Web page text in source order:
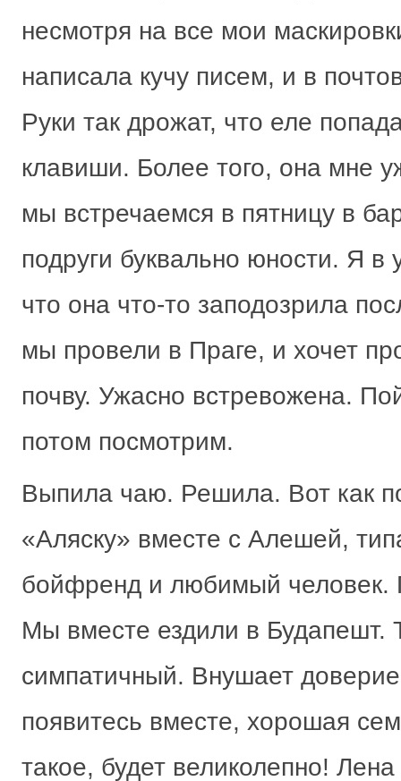
несмотря на все мои
написала кучу писем, и в
Руки так дрожат, что еле
клавиши. Более того, она мне
мы встречаемся в пятницу в
подруги буквально юности. Я в
что она что-то заподозрила
мы провели в Праге, и хочет
почву. Ужасно встревожена.
потом посмотрим.
Выпила чаю. Решила. Вот как
«Аляску» вместе с Алешей,
бойфренд и любимый
Мы вместе ездили в Будапешт.
симпатичный. Внушает
появитесь вместе, хорошая
такое, будет великолепно!